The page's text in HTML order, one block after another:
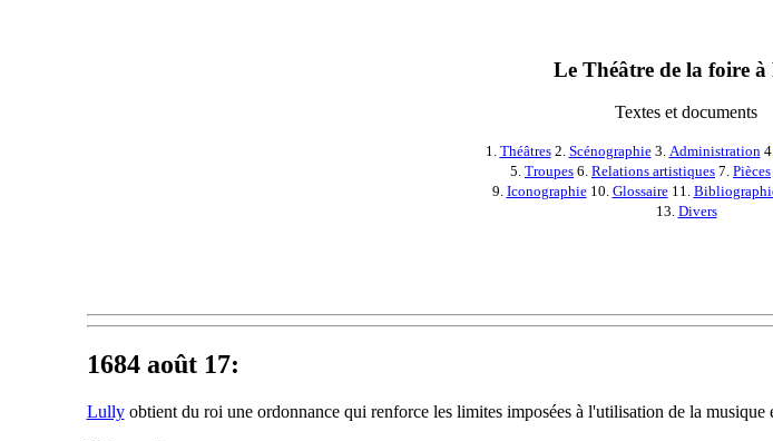
Le Théâtre de la foire à
Textes et documents
1. Théâtres2. Scénographie3. Administration
5. Troupes 6. Relations artistiques 7. Pièces
9. Iconographie10. Glossaire11.
13. Divers
1684 août 17:
Lullyobtient du roi une ordonnance qui renforce les limites imposées à l'utilisation de la musique